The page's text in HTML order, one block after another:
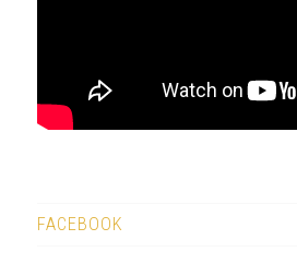
FACEBOOK